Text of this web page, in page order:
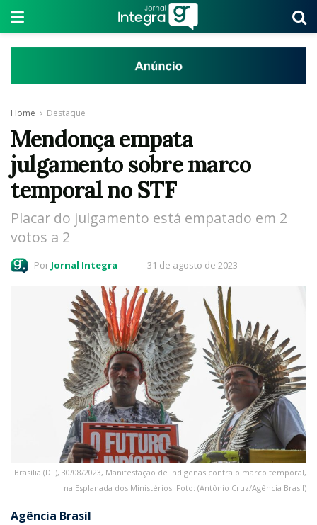
Home Destaque
Mendonça empata
julgamento sobre marco
temporal no STF
Placar do julgamento está empatado em 2
votos a 2
Por Jornal Integra 31 de agosto de 2023
Brasília (DF), 30/08/2023, Manifestação de Indígenas contra o marco temporal,
na Esplanada dos Ministérios. Foto: (Antônio Cruz/Agência Brasil)
Agência Brasil